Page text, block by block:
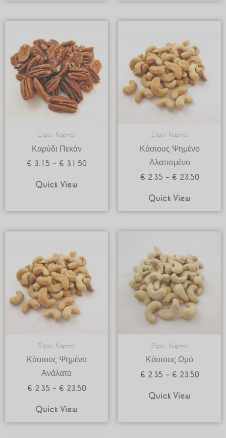
Ξηροί Καρποί
Καρύδι Πεκάν
€ 3.15 – € 31.50
through
€ 31.50
Quick View
Ξηροί Καρποί
Κάσιους Ψημένο
Αλατισμένο
€ 2.35 – € 23.50
through
€ 23.50
Quick View
Ξηροί Καρποί
Κάσιους Ψημένο
Ανάλατο
€ 2.35 – € 23.50
through
€ 23.50
Quick View
Ξηροί Καρποί
Κάσιους Ωμό
€ 2.35 – € 23.50
through
€ 23.50
Quick View